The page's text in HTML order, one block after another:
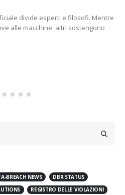
Microsoft ha lanciato un
“medical super-intelligence”.
BREACH NEWS
DBR STATUS
REGISTRO DELLE VIOLAZIONI